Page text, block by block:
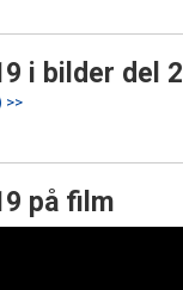
i bilder del 2
>>
på film